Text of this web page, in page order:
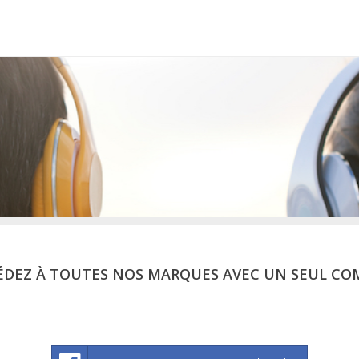
À TOUTES NOS MARQUES AVEC UN SEUL